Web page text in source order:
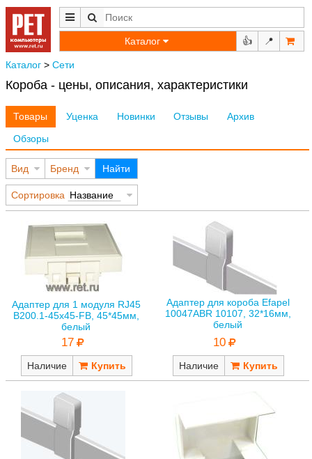
Каталог 👍 📍
Каталог > Сети
Короба - цены, описания, характеристики
Товары Уценка Новинки Отзывы
Архив
Обзоры
Вид Бренд Найти
Сортировка Название
Адаптер для 1 модуля RJ45
B200.1-45x45-FB, 45*45мм,
белый
17
Наличие
Адаптер для короба Efapel
10047ABR 10107, 32*16мм,
белый
10
Наличие